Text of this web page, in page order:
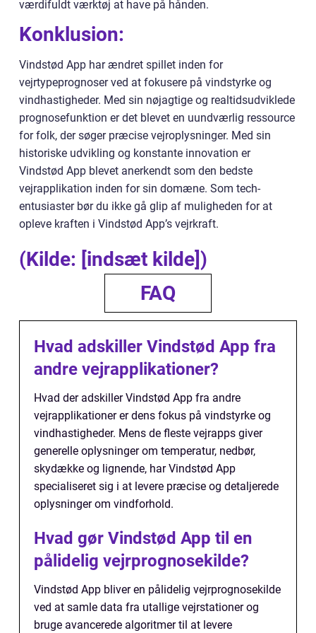
værdifuldt værktøj at have på hånden.
Konklusion:
Vindstød App har ændret spillet inden for
vejrtypeprognoser ved at fokusere på vindstyrke og
vindhastigheder. Med sin nøjagtige og realtidsudviklede
prognosefunktion er det blevet en uundværlig ressource
for folk, der søger præcise vejroplysninger. Med sin
historiske udvikling og konstante innovation er
Vindstød App blevet anerkendt som den bedste
vejrapplikation inden for sin domæne. Som tech-
entusiaster bør du ikke gå glip af muligheden for at
opleve kraften i Vindstød App’s vejrkraft.
(Kilde: [indsæt kilde])
FAQ
Hvad adskiller Vindstød App fra
andre vejrapplikationer?
Hvad der adskiller Vindstød App fra andre
vejrapplikationer er dens fokus på vindstyrke og
vindhastigheder. Mens de fleste vejrapps giver
generelle oplysninger om temperatur, nedbør,
skydække og lignende, har Vindstød App
specialiseret sig i at levere præcise og detaljerede
oplysninger om vindforhold.
Hvad gør Vindstød App til en
pålidelig vejrprognosekilde?
Vindstød App bliver en pålidelig vejrprognosekilde
ved at samle data fra utallige vejrstationer og
bruge avancerede algoritmer til at levere